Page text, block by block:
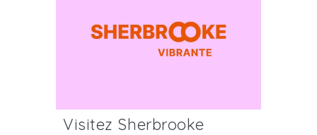
Visitez Sherbrooke